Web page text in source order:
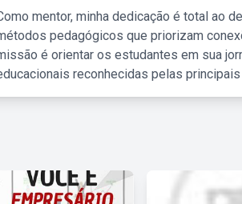
mentor, minha dedicação é total ao
pedagógicos que priorizam
é orientar os estudantes em sua
reconhecidas pelas